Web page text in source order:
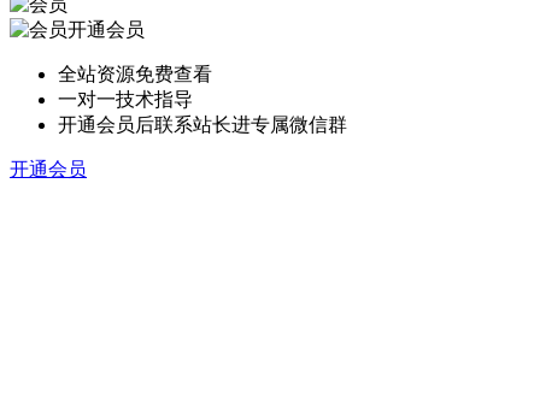
开通会员
全站资源免费查看
一对一技术指导
开通会员后联系站长进专属微信群
开通会员